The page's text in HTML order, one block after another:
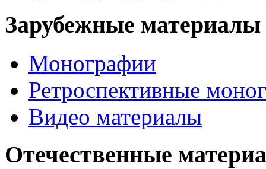
Зарубежные материалы
Монографии
Ретроспективные
Видео материалы
Отечественные